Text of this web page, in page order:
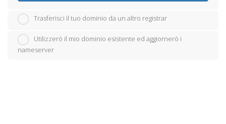
Trasferisci il tuo dominio da un altro registrar
Utilizzerò il mio dominio esistente ed aggiornerò i
nameserver